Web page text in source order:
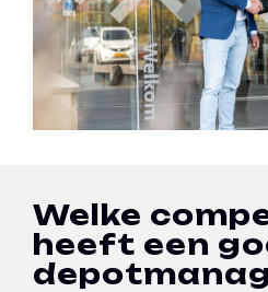
Welke
heeft een